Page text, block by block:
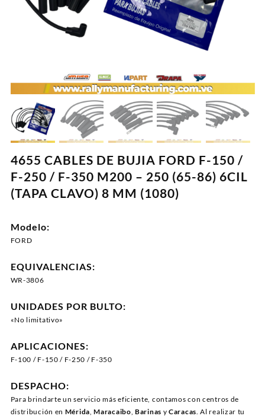
4655 CABLES DE BUJIA FORD F-150 /
F-250 / F-350 M200 – 250 (65-86) 6CIL
(TAPA CLAVO) 8 MM (1080)
Modelo:
FORD
EQUIVALENCIAS:
WR-3806
UNIDADES POR BULTO:
«No limitativo»
APLICACIONES:
F-100 / F-150 / F-250 / F-350
DESPACHO:
Para brindarte un servicio más eficiente, contamos con centros de
distribución en Mérida,Maracaibo,Barinas yCaracas. Al realizar tu